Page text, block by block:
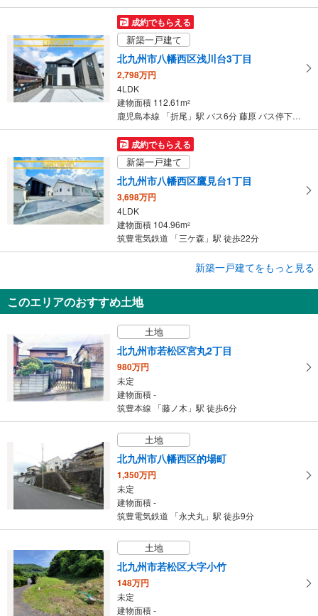
成約でもらえる
新築一戸建て
北九州市八幡西区浅川台3丁目
2,798万円
4LDK
建物面積 112.61m2
鹿児島本線 「折尾」駅 バス6分 藤原 バス停下車 徒歩11分
成約でもらえる
新築一戸建て
北九州市八幡西区鷹見台1丁目
3,698万円
4LDK
建物面積 104.96m2
筑豊電気鉄道 「三ケ森」駅 徒歩22分
北九州市八幡西区鷹見台1丁目
建物面積 113.19m2
筑豊本線 「東水巻」駅 徒歩28分
新築一戸建てをもっと見る
このエリアのおすすめ土地
土地
北九州市若松区宮丸2丁目
980万円
未定
建物面積 -
筑豊本線 「藤ノ木」駅 徒歩6分
土地
北九州市八幡西区的場町
1,350万円
未定
建物面積 -
筑豊電気鉄道 「永犬丸」駅 徒歩9分
土地
北九州市若松区大字小竹
148万円
未定
建物面積 -